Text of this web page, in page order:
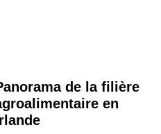
de la filière
en